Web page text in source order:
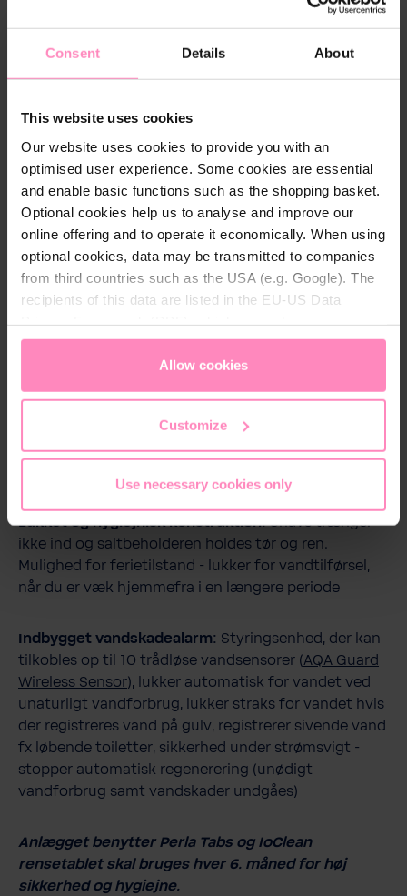
Consent Details About
This website uses cookies
Our website uses cookies to provide you with an
optimised user experience. Some cookies are essential
and enable basic functions such as the shopping basket.
Optional cookies help us to analyse and improve our
online offering and to operate it economically. When using
optional cookies, data may be transmitted to companies
from third countries such as the USA (e.g. Google). The
recipients of this data are listed in the EU-US Data
appropriate level of data protection. You canaccept all
only allow necessary cookies
access and change your chosen setting at any time in
Allow cookies
Customize
Use necessary cookies only
Ønsker ekstra sikkerhedsfunktioner, fx
ferietilstand
Elsker app-styring
Her får du overblik over blødgøringsanlæggets
status og modtager relevante notifikationer -
eksempelvis ved service eller når der skal fyldes mere
salt på anlægget. Desuden beskytter BWT Perla mod
vandskader med de integrerede sikkerhedssystemer.
Nu beskytter du ikke kun dit hjem mod kalk, men
også mod vandskader.
Notifikationer om saltforbrug og tid til
påfyldning:Overvåger den faktiske saltbeholdning,
Lukket og hygiejnisk konstruktion:Snavs trænger
ikke ind og saltbeholderen holdes tør og ren.
Mulighed for ferietilstand - lukker for vandtilførsel,
når du er væk hjemmefra i en længere periode
Indbygget vandskadealarm: Styringsenhed, der kan
tilkobles op til 10 trådløse vandsensorer (AQA Guard
Wireless Sensor), lukker automatisk for vandet ved
unaturligt vandforbrug, lukker straks for vandet hvis
der registreres vand på gulv, registrerer sivende vand
fx løbende toiletter, sikkerhed under strømsvigt -
stopper automatisk regenerering (unødigt
vandforbrug samt vandskader undgåes)
Anlægget benytter Perla Tabs og IoClean
rensetablet skal bruges hver 6. måned for høj
sikkerhed og hygiejne.